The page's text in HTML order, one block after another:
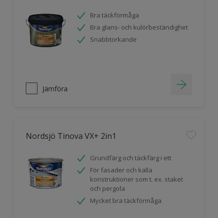
Bra täckförmåga
Bra glans- och kulörbeständighet
Snabbtorkande
Jämföra
Nordsjö Tinova VX+ 2in1
Grundfärg och täckfärg i ett
För fasader och kalla
konstruktioner som t. ex. staket
och pergola
Mycket bra täckförmåga